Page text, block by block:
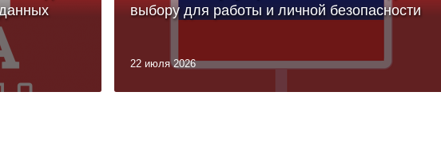
выбору для работы и личной безопасности
22 июля 2026